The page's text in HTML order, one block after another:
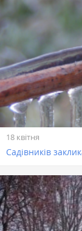
18 квітня
Садівників